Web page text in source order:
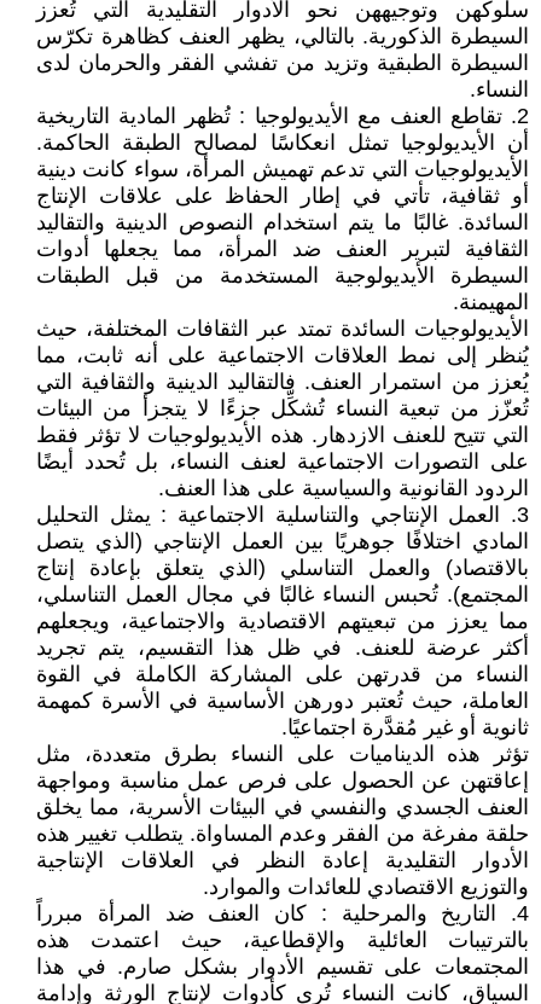
سلوكهن وتوجيههن نحو الأدوار التقليدية التي تُعزز
السيطرة الذكورية. بالتالي، يظهر العنف كظاهرة تكرّس
السيطرة الطبقية وتزيد من تفشي الفقر والحرمان لدى
النساء.
2. تقاطع العنف مع الأيديولوجيا : تُظهر المادية التاريخية
أن الأيديولوجيا تمثل انعكاسًا لمصالح الطبقة الحاكمة.
الأيديولوجيات التي تدعم تهميش المرأة، سواء كانت دينية
أو ثقافية، تأتي في إطار الحفاظ على علاقات الإنتاج
السائدة. غالبًا ما يتم استخدام النصوص الدينية والتقاليد
الثقافية لتبرير العنف ضد المرأة، مما يجعلها أدوات
السيطرة الأيديولوجية المستخدمة من قبل الطبقات
المهيمنة.
الأيديولوجيات السائدة تمتد عبر الثقافات المختلفة، حيث
يُنظر إلى نمط العلاقات الاجتماعية على أنه ثابت، مما
يُعزز من استمرار العنف. فالتقاليد الدينية والثقافية التي
تُعزّز من تبعية النساء تُشكِّل جزءًا لا يتجزأ من البيئات
التي تتيح للعنف الازدهار. هذه الأيديولوجيات لا تؤثر فقط
على التصورات الاجتماعية لعنف النساء، بل تُحدد أيضًا
الردود القانونية والسياسية على هذا العنف.
3. العمل الإنتاجي والتناسلية الاجتماعية : يمثل التحليل
المادي اختلافًا جوهريًا بين العمل الإنتاجي (الذي يتصل
بالاقتصاد) والعمل التناسلي (الذي يتعلق بإعادة إنتاج
المجتمع). تُحبس النساء غالبًا في مجال العمل التناسلي،
مما يعزز من تبعيتهم الاقتصادية والاجتماعية، ويجعلهم
أكثر عرضة للعنف. في ظل هذا التقسيم، يتم تجريد
النساء من قدرتهن على المشاركة الكاملة في القوة
العاملة، حيث تُعتبر دورهن الأساسية في الأسرة كمهمة
ثانوية أو غير مُقدَّرة اجتماعيًا.
تؤثر هذه الديناميات على النساء بطرق متعددة، مثل
إعاقتهن عن الحصول على فرص عمل مناسبة ومواجهة
العنف الجسدي والنفسي في البيئات الأسرية، مما يخلق
حلقة مفرغة من الفقر وعدم المساواة. يتطلب تغيير هذه
الأدوار التقليدية إعادة النظر في العلاقات الإنتاجية
والتوزيع الاقتصادي للعائدات والموارد.
4. التاريخ والمرحلية : كان العنف ضد المرأة مبرراً
بالترتيبات العائلية والإقطاعية، حيث اعتمدت هذه
المجتمعات على تقسيم الأدوار بشكل صارم. في هذا
السياق، كانت النساء تُرى كأدوات لإنتاج الورثة وإدامة